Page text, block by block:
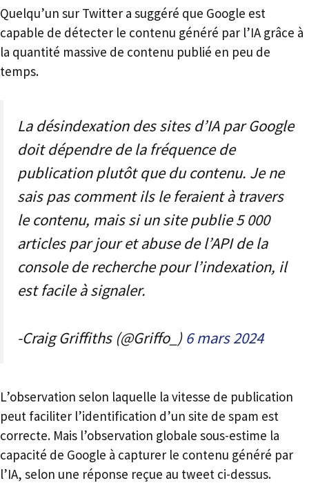
Quelqu’un sur Twitter a suggéré que Google est
capable de détecter le contenu généré par l’IA grâce à
la quantité massive de contenu publié en peu de
temps.
La désindexation des sites d’IA par Google
doit dépendre de la fréquence de
publication plutôt que du contenu. Je ne
sais pas comment ils le feraient à travers
le contenu, mais si un site publie 5 000
articles par jour et abuse de l’API de la
console de recherche pour l’indexation, il
est facile à signaler.
-Craig Griffiths (@Griffo_) 6 mars 2024
L’observation selon laquelle la vitesse de publication
peut faciliter l’identification d’un site de spam est
correcte. Mais l’observation globale sous-estime la
capacité de Google à capturer le contenu généré par
l’IA, selon une réponse reçue au tweet ci-dessus.